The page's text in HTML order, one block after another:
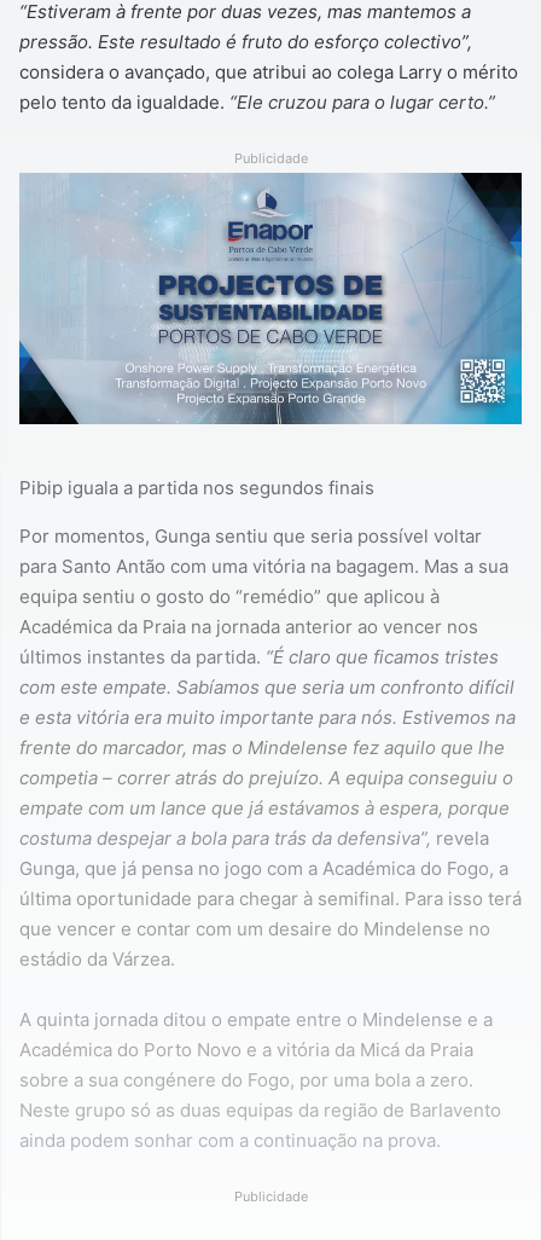
“Estiveram à frente por duas vezes, mas mantemos a
pressão. Este resultado é fruto do esforço colectivo”,
considera o avançado, que atribui ao colega Larry o mérito
pelo tento da igualdade. “Ele cruzou para o lugar certo.”
Publicidade
Pibip iguala a partida nos segundos finais
Por momentos, Gunga sentiu que seria possível voltar
para Santo Antão com uma vitória na bagagem. Mas a sua
equipa sentiu o gosto do “remédio” que aplicou à
Académica da Praia na jornada anterior ao vencer nos
últimos instantes da partida. “É claro que ficamos tristes
com este empate. Sabíamos que seria um confronto difícil
e esta vitória era muito importante para nós. Estivemos na
frente do marcador, mas o Mindelense fez aquilo que lhe
competia – correr atrás do prejuízo. A equipa conseguiu o
empate com um lance que já estávamos à espera, porque
costuma despejar a bola para trás da defensiva”, revela
Gunga, que já pensa no jogo com a Académica do Fogo, a
última oportunidade para chegar à semifinal. Para isso terá
que vencer e contar com um desaire do Mindelense no
estádio da Várzea.
A quinta jornada ditou o empate entre o Mindelense e a
Académica do Porto Novo e a vitória da Micá da Praia
sobre a sua congénere do Fogo, por uma bola a zero.
Neste grupo só as duas equipas da região de Barlavento
ainda podem sonhar com a continuação na prova.
Publicidade